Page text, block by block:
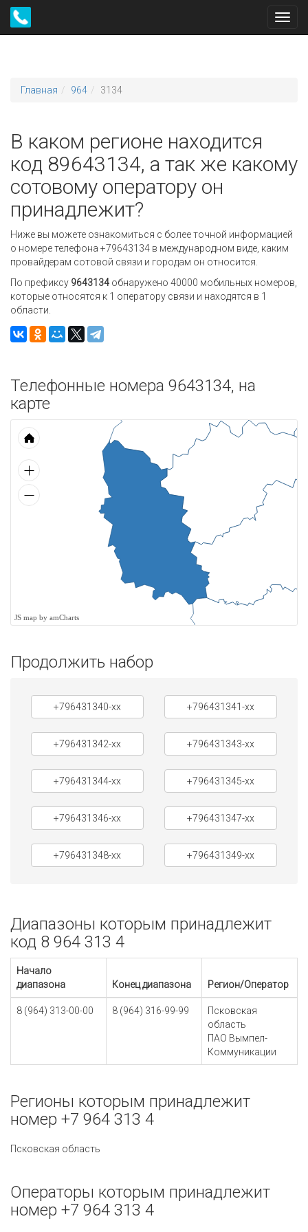
Главная 964 3134
В каком регионе находится
код 89643134, а так же какому
сотовому оператору он
принадлежит?
Ниже вы можете ознакомиться с более точной информацией
о номере телефона +79643134 в международном виде, каким
провайдерам сотовой связи и городам он относится.
По префиксу 9643134 обнаружено 40000 мобильных номеров,
которые относятся к 1 оператору связи и находятся в 1
области.
Телефонные номера 9643134, на
карте
JS map by amCharts
Продолжить набор
+796431340-xx +796431341-xx
+796431342-xx +796431343-xx
+796431344-xx +796431345-xx
+796431346-xx +796431347-xx
+796431348-xx +796431349-xx
Диапазоны которым принадлежит
код 8 964 313 4
Начало
диапазона
Конец диапазона Регион/Оператор
8 (964) 313-00-00 8 (964) 316-99-99
Псковская
область
ПАО Вымпел-
Коммуникации
Регионы которым принадлежит
номер +7 964 313 4
Псковская область
Операторы которым принадлежит
номер +7 964 313 4